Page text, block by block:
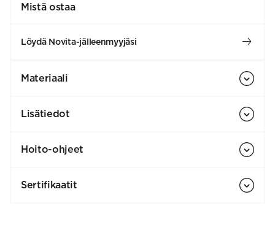
Mistä ostaa
Löydä Novita-jälleenmyyjäsi
Materiaali
Lisätiedot
Hoito-ohjeet
Sertifikaatit